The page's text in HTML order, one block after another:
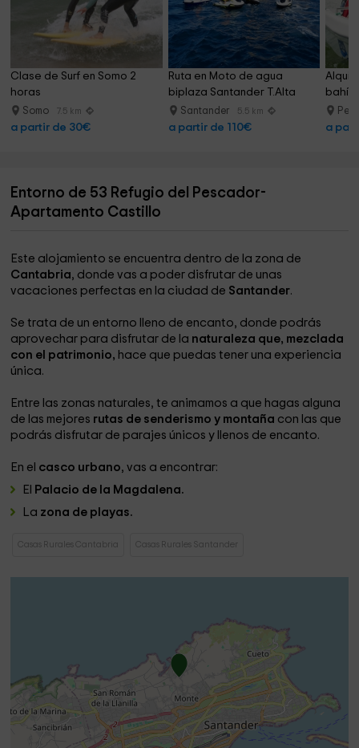
Clase de Surf en Somo 2
horas
Somo 7.5 km
a partir de 30€
Ruta en Moto de agua
biplaza Santander T.Alta
Santander 5.5 km
a partir de 110€
bahía
a
Entorno de 53 Refugio del Pescador-
Apartamento Castillo
Este alojamiento se encuentra dentro de la zona de
Cantabria, donde vas a poder disfrutar de unas
vacaciones perfectas en la ciudad de Santander.
Se trata de un entorno lleno de encanto, donde podrás
aprovechar para disfrutar de la naturaleza que, mezclada
con el patrimonio, hace que puedas tener una experiencia
única.
Entre las zonas naturales, te animamos a que hagas alguna
de las mejores rutas de senderismo y montaña con las que
podrás disfrutar de parajes únicos y llenos de encanto.
En el casco urbano, vas a encontrar:
El
Palacio de la Magdalena.
La zona de playas.
Casas Rurales Cantabria Casas Rurales Santander